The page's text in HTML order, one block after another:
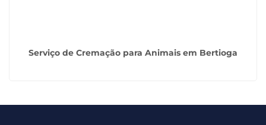
Serviço de Cremação para Animais em Bertioga